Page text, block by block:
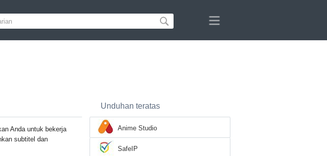
Anda untuk bekerja
subtitel dan
Unduhan teratas
Anime Studio
SafeIP